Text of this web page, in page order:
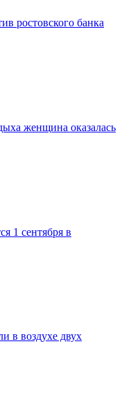
ростовского банка
женщина оказалась
1 сентября в
в воздухе двух